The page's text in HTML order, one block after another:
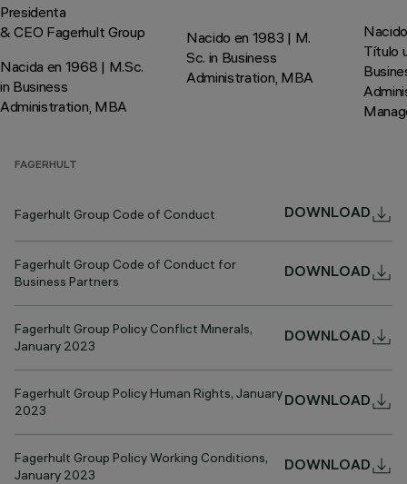
Presidenta
& CEO Fagerhult Group
Nacida en 1968 | M.Sc.
in Business
Administration, MBA
Nacido en 1983 | M.
Sc. in Business
Administration, MBA
Título
FAGERHULT
Fagerhult Group Code of Conduct DOWNLOAD
Fagerhult Group Code of Conduct for
Business Partners
DOWNLOAD
Fagerhult Group Policy Conflict Minerals,
January 2023
DOWNLOAD
Fagerhult Group Policy Human Rights, January
2023
DOWNLOAD
Fagerhult Group Policy Working Conditions,
January 2023
DOWNLOAD